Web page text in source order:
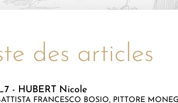
des articles
- HUBERT Nicole
FRANCESCO BOSIO, PITTORE